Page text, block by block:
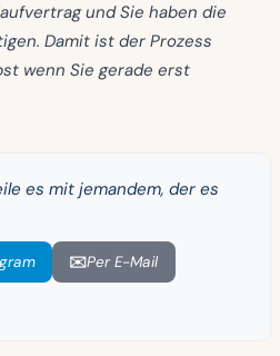
und Sie haben die
Damit ist der Prozess
wenn Sie gerade erst
es mit jemandem, der es
✉️Per E-Mail